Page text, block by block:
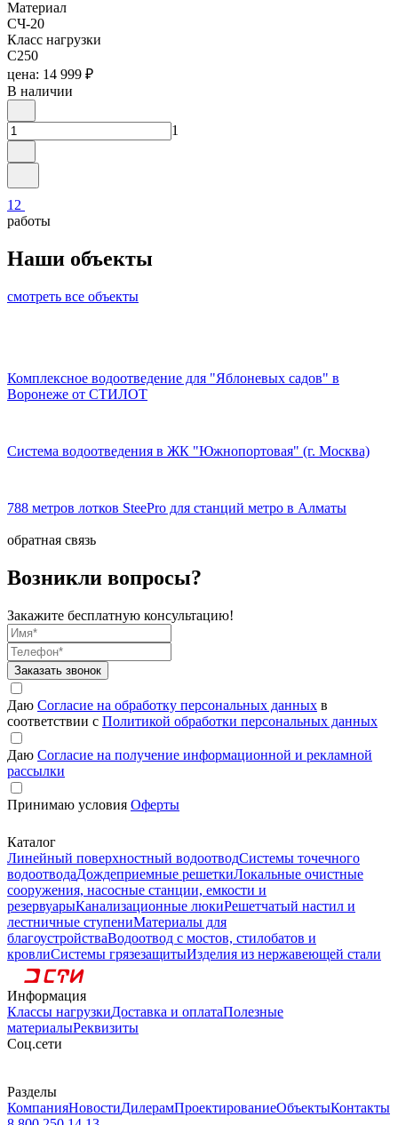
Материал
СЧ-20
Класс нагрузки
C250
цена: 14 999 ₽
В наличии
1
1 2
работы
Наши объекты
смотреть все объекты
Комплексное водоотведение для "Яблоневых садов" в
Воронеже от СТИЛОТ
Система водоотведения в ЖК "Южнопортовая" (г. Москва)
788 метров лотков SteePro для станций метро в Алматы
обратная связь
Возникли вопросы?
Закажите бесплатную консультацию!
Заказать звонок
Даю Согласие на обработку персональных данных в
соответствии с Политикой обработки персональных данных
Даю Согласие на получение информационной и рекламной
рассылки
Принимаю условия Оферты
Каталог
Линейный поверхностный водоотводСистемы точечного
водоотводаДождеприемные решеткиЛокальные очистные
сооружения, насосные станции, емкости и
резервуарыКанализационные люкиРешетчатый настил и
лестничные ступениМатериалы для
благоустройстваВодоотвод с мостов, стилобатов и
кровлиСистемы грязезащитыИзделия из нержавеющей стали
Информация
Классы нагрузкиДоставка и оплатаПолезные
материалыРеквизиты
Cоц.сети
Разделы
КомпанияНовостиДилерамПроектированиеОбъектыКонтакты